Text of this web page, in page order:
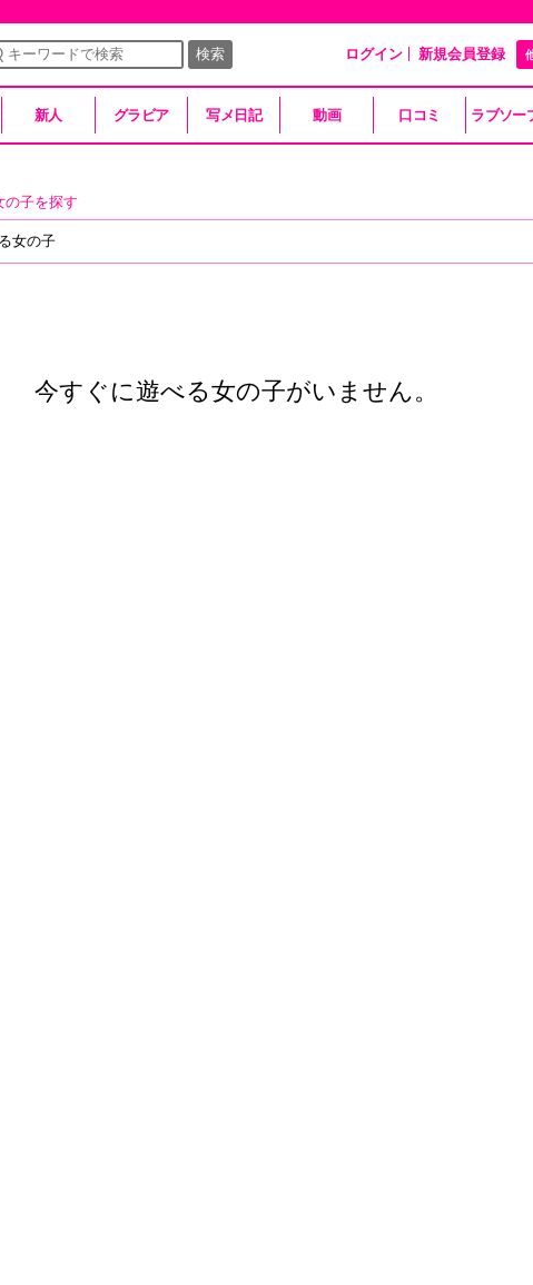
検索 ログイン 新規会員登録
新人 グラビア 写メ日記 動画 口コミ ラブソー
の子を探す
女の子
今すぐに遊べる女の子がいません。